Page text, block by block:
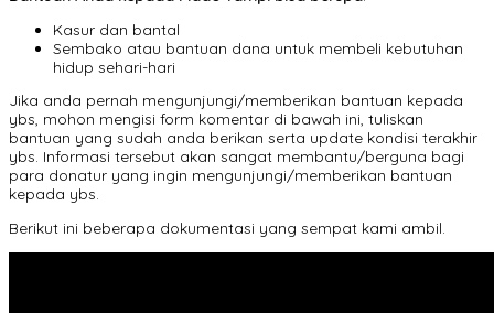
Kasur dan bantal
Sembako atau bantuan dana untuk membeli kebutuhan
hidup sehari-hari
Jika anda pernah mengunjungi/memberikan bantuan kepada
ybs, mohon mengisi form komentar di bawah ini, tuliskan
bantuan yang sudah anda berikan serta update kondisi terakhir
ybs. Informasi tersebut akan sangat membantu/berguna bagi
para donatur yang ingin mengunjungi/memberikan bantuan
kepada ybs.
Berikut ini beberapa dokumentasi yang sempat kami ambil.